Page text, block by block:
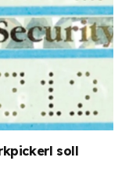
soll